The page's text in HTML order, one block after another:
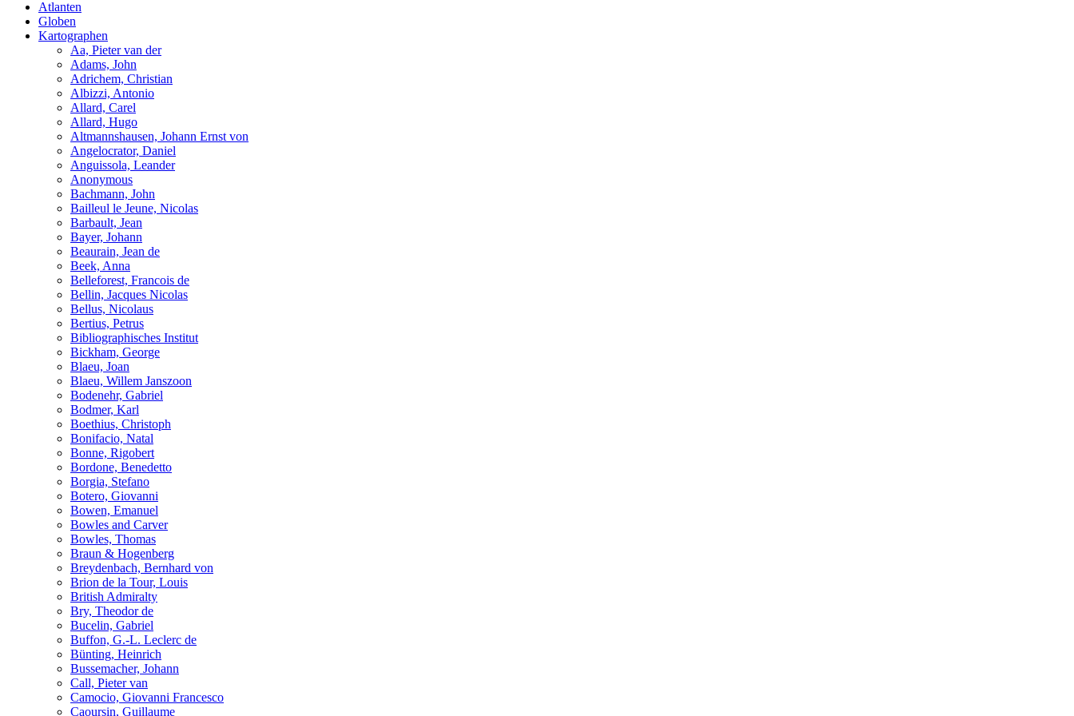
Atlanten
Globen
Kartographen
Aa, Pieter van der
Adams, John
Adrichem, Christian
Albizzi, Antonio
Allard, Carel
Allard, Hugo
Altmannshausen, Johann Ernst von
Angelocrator, Daniel
Anguissola, Leander
Anonymous
Bachmann, John
Bailleul le Jeune, Nicolas
Barbault, Jean
Bayer, Johann
Beaurain, Jean de
Beek, Anna
Belleforest, Francois de
Bellin, Jacques Nicolas
Bellus, Nicolaus
Bertius, Petrus
Bibliographisches Institut
Bickham, George
Blaeu, Joan
Blaeu, Willem Janszoon
Bodenehr, Gabriel
Bodmer, Karl
Boethius, Christoph
Bonifacio, Natal
Bonne, Rigobert
Bordone, Benedetto
Borgia, Stefano
Botero, Giovanni
Bowen, Emanuel
Bowles and Carver
Bowles, Thomas
Braun & Hogenberg
Breydenbach, Bernhard von
Brion de la Tour, Louis
British Admiralty
Bry, Theodor de
Bucelin, Gabriel
Buffon, G.-L. Leclerc de
Bünting, Heinrich
Bussemacher, Johann
Call, Pieter van
Camocio, Giovanni Francesco
Caoursin, Guillaume